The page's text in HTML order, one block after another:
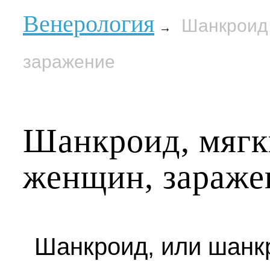
Венерология →
заражение
Шанкроид,
женщин,
Шанкроид, или